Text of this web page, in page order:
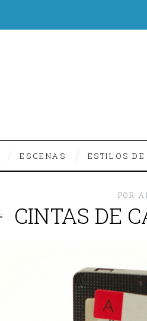
ESCENAS ESTILOS
POR
CINTAS DE